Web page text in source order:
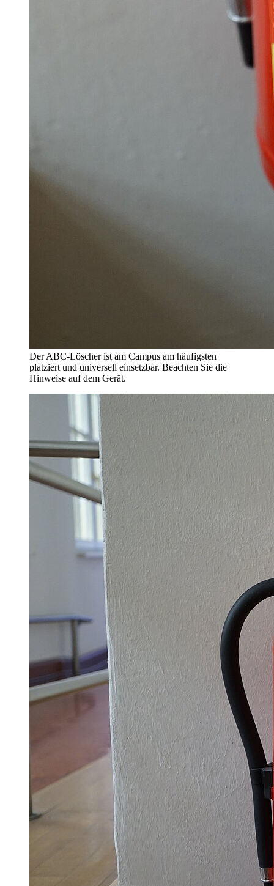
Der ABC-Löscher ist am Campus am häufigsten
platziert und universell einsetzbar. Beachten Sie die
Hinweise auf dem Gerät.